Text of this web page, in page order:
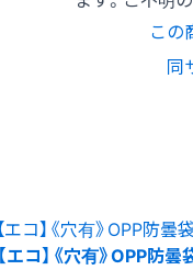
この
同
エコ】《穴有》OPP防